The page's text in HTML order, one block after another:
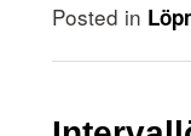
Posted in